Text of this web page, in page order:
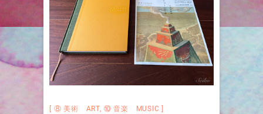
⑧ 美術 ART, ⑩ 音楽 MUSIC